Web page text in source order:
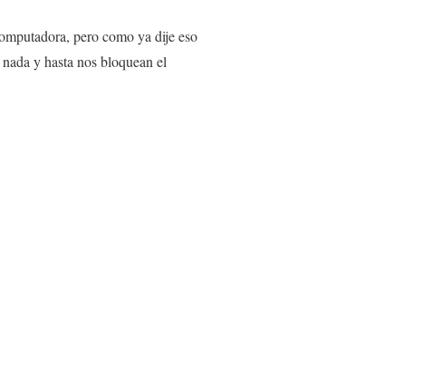
pero como ya dije eso
y hasta nos bloquean el